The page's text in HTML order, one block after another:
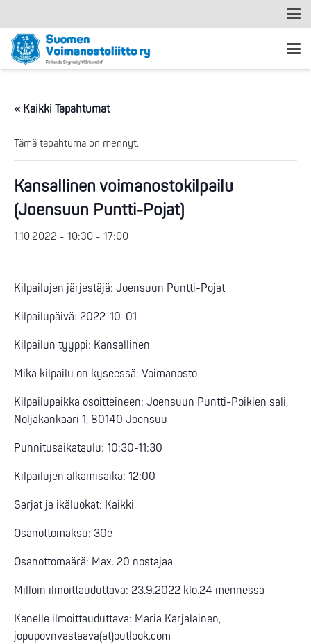
« Kaikki Tapahtumat
Tämä tapahtuma on mennyt.
Kansallinen voimanostokilpailu
(Joensuun Puntti-Pojat)
1.10.2022 - 10:30 - 17:00
Kilpailujen järjestäjä: Joensuun Puntti-Pojat
Kilpailupäivä: 2022-10-01
Kilpailun tyyppi: Kansallinen
Mikä kilpailu on kyseessä: Voimanosto
Kilpailupaikka osoitteineen: Joensuun Puntti-Poikien sali,
Noljakankaari 1, 80140 Joensuu
Punnitusaikataulu: 10:30-11:30
Kilpailujen alkamisaika: 12:00
Sarjat ja ikäluokat: Kaikki
Osanottomaksu: 30e
Osanottomäärä: Max. 20 nostajaa
Milloin ilmoittauduttava: 23.9.2022 klo.24 mennessä
Kenelle ilmoittauduttava: Maria Karjalainen,
jopupovnvastaava(at)outlook.com